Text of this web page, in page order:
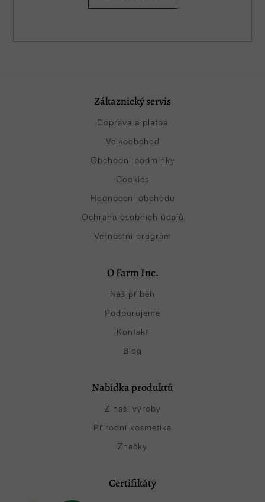
Zákaznický servis
Doprava a platba
Velkoobchod
Obchodní podmínky
Cookies
Hodnocení obchodu
Ochrana osobních údajů
Věrnostní program
O Farm Inc.
Náš příběh
Podporujeme
Kontakt
Blog
Nabídka produktů
Z naší výroby
Přírodní kosmetika
Značky
Certifikáty